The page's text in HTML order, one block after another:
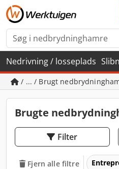
Nedrivning / losseplads
/ ... / Brugt
Brugte
Filter
Fjern alle filtre